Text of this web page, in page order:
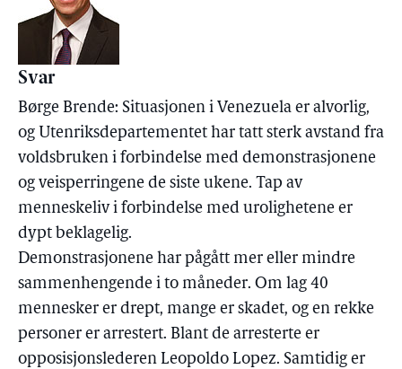
Svar
Børge Brende: Situasjonen i Venezuela er alvorlig,
og Utenriksdepartementet har tatt sterk avstand fra
voldsbruken i forbindelse med demonstrasjonene
og veisperringene de siste ukene. Tap av
menneskeliv i forbindelse med urolighetene er
dypt beklagelig.
Demonstrasjonene har pågått mer eller mindre
sammenhengende i to måneder. Om lag 40
mennesker er drept, mange er skadet, og en rekke
personer er arrestert. Blant de arresterte er
opposisjonslederen Leopoldo Lopez. Samtidig er